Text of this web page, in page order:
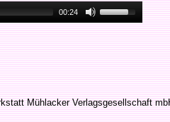
00:24
Mühlacker Verlagsgesellschaft